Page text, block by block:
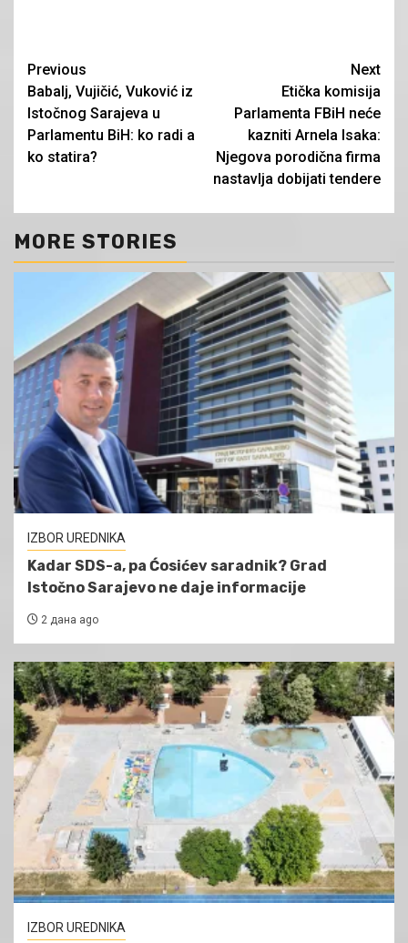
Continue
Reading
Previous
Babalj, Vujičić, Vuković iz
Istočnog Sarajeva u
Parlamentu BiH: ko radi a
ko statira?
Next
Etička komisija
Parlamenta FBiH neće
kazniti Arnela Isaka:
Njegova porodična firma
nastavlja dobijati tendere
MORE STORIES
IZBOR UREDNIKA
Kadar SDS-a, pa Ćosićev saradnik? Grad
Istočno Sarajevo ne daje informacije
2 дана ago
IZBOR UREDNIKA